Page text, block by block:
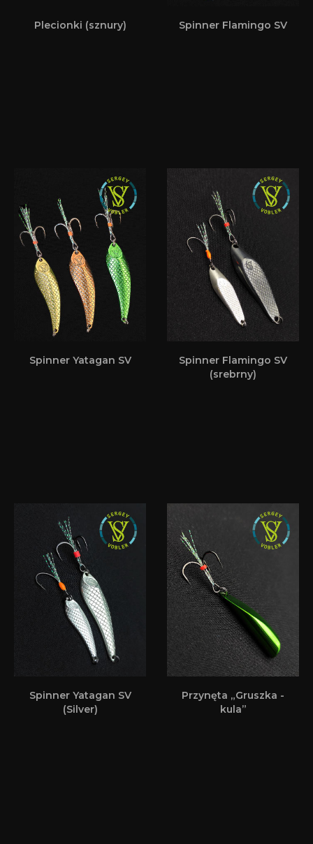
Plecionki (sznury) Spinner Flamingo SV
Spinner Yatagan SV
Spinner Flamingo SV
(srebrny)
Spinner Yatagan SV
(Silver)
Przynęta „Gruszka -
kula”